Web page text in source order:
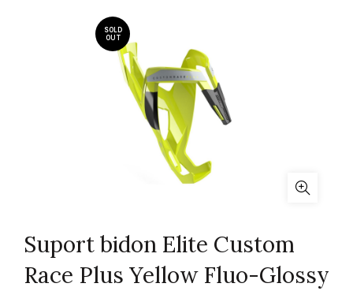
SOLD
OUT
Suport bidon Elite Custom
Race Plus Yellow Fluo-Glossy